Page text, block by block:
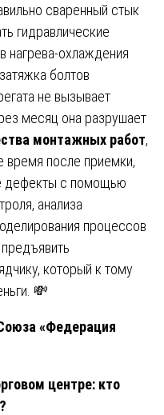
сваренный стык
гидравлические
нагрева-охлаждения
болтов
не вызывает
месяц она разрушает
монтажных работ,
время после приемки,
дефекты с помощью
анализа
процессов
который к тому
💸
«Федерация
центре: кто